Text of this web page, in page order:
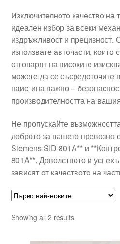
Процедура за рекламации
Разгледайте
Транспорт
Изключителното качество на
идеален избор за всеки
издръжливост и прецизност.
използвате авточасти, които
отговарят на високите
можете да се съсредоточите
наистина важно –
производителността на
Не пропускайте
доброто за вашето превозно
Siemens SID 801A** и
801A**. Доволството и
зависят от качеството на
Showing all 2 resultsSorted
latest